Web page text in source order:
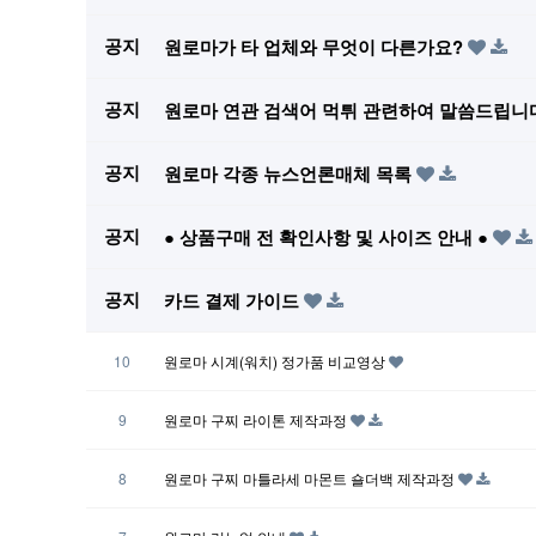
공지 원로마가 타 업체와 무엇이 다른가요?
공지 원로마 연관 검색어 먹튀 관련하여 말씀드립
공지 원로마 각종 뉴스언론매체 목록
공지 ● 상품구매 전 확인사항 및 사이즈 안내 ●
공지 카드 결제 가이드
10 원로마 시계(워치) 정가품 비교영상
9 원로마 구찌 라이톤 제작과정
8 원로마 구찌 마틀라세 마몬트 숄더백 제작과정